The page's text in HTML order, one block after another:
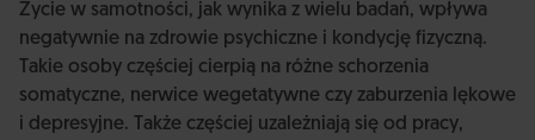
Życie w samotności, jak wynika z wielu badań, wpływa
negatywnie na zdrowie psychiczne i kondycję fizyczną.
Takie osoby częściej cierpią na różne schorzenia
somatyczne, nerwice wegetatywne czy zaburzenia lękowe
i depresyjne. Także częściej uzależniają się od pracy,